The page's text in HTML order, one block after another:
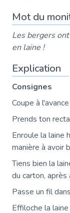
Mot du
Les bergers
en laine !
Explication
Consignes
Coupe à
Prends ton
Enroule la laine
manière à avoir
Tiens bien la
du carton,
Passe un fil
Effiloche la